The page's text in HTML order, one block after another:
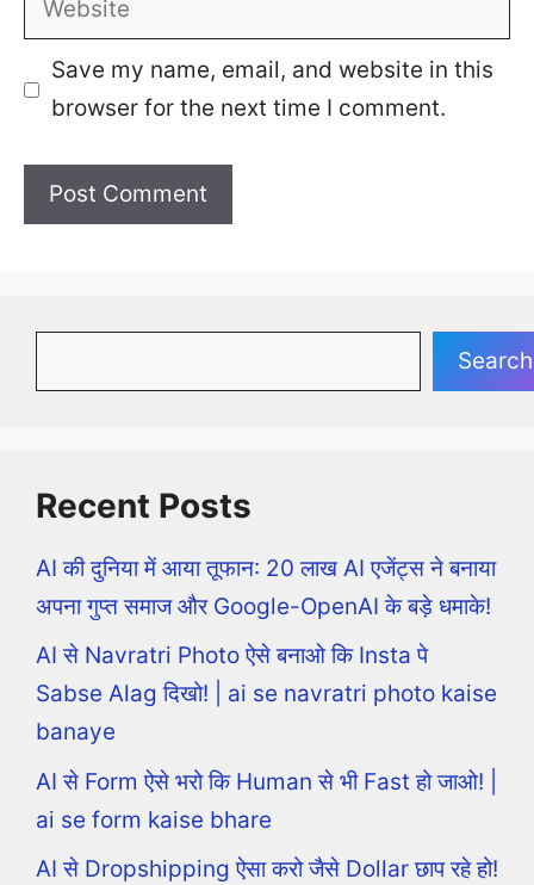
Save my name, email, and website in this
browser for the next time I comment.
Search
Recent Posts
AI की दुनिया में आया तूफान: 20 लाख AI एजेंट्स ने बनाया
अपना गुप्त समाज और Google-OpenAI के बड़े धमाके!
AI से Navratri Photo ऐसे बनाओ कि Insta पे
Sabse Alag दिखो! | ai se navratri photo kaise
banaye
AI से Form ऐसे भरो कि Human से भी Fast हो जाओ! |
ai se form kaise bhare
AI से Dropshipping ऐसा करो जैसे Dollar छाप रहे हो!